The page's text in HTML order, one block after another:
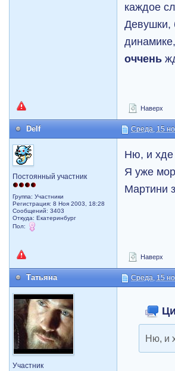
каждое
Девушки,
оччень
Наверх
Delf Среда, 15
Постоянный участник
Группа: Участники
Регистрация: 8 Ноя 2003, 18:28
Сообщений: 3403
Откуда: Екатеринбург
Пол:
Ню, и
Я уже
Мартини
Наверх
Татьяна Среда, 15
Участник
Ню, и